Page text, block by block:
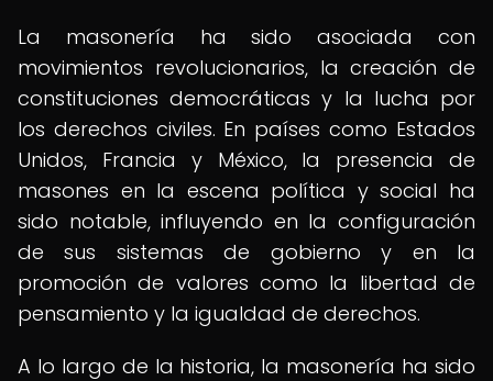
La masonería ha sido asociada con
movimientos revolucionarios, la creación de
constituciones democráticas y la lucha por
los derechos civiles. En países como Estados
Unidos, Francia y México, la presencia de
masones en la escena política y social ha
sido notable, influyendo en la configuración
de sus sistemas de gobierno y en la
promoción de valores como la libertad de
pensamiento y la igualdad de derechos.
A lo largo de la historia, la masonería ha sido